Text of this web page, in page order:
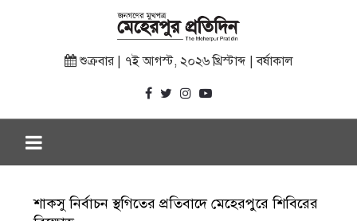
শুক্রবার | ৭ই আগস্ট, ২০২৬ খ্রিস্টাব্দ | বর্ষাকাল
শাকসু নির্বাচন স্থগিতের প্রতিবাদে মেহেরপুরে শিবিরের